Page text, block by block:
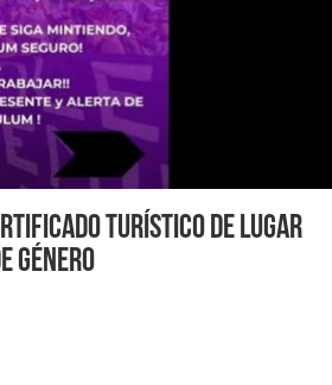
turístico de lugar
Género